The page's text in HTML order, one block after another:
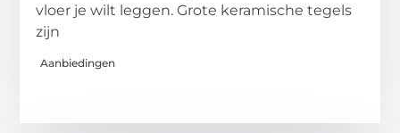
vloer je wilt leggen. Grote keramische tegels
zijn
Aanbiedingen